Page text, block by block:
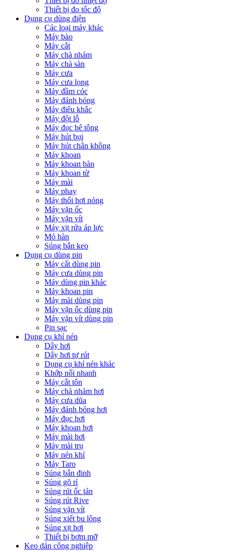
Thiết bị đo tốc độ
Dụng cụ dùng điện
Các loại máy khác
Máy bào
Máy cắt
Máy chà nhám
Máy chà sàn
Máy cưa
Máy cưa lọng
Máy đầm cóc
Máy đánh bóng
Máy điêu khắc
Máy đột lỗ
Máy đục bê tông
Máy hút bụi
Máy hút chân không
Máy khoan
Máy khoan bàn
Máy khoan từ
Máy mài
Máy phay
Máy thổi hơi nóng
Máy vặn ốc
Máy vặn vít
Máy xịt rửa áp lực
Mỏ hàn
Súng bắn keo
Dụng cụ dùng pin
Máy cắt dùng pin
Máy cưa dùng pin
Máy dùng pin khác
Máy khoan pin
Máy mài dùng pin
Máy vặn ốc dùng pin
Máy vặn vít dùng pin
Pin sạc
Dụng cụ khí nén
Dây hơi
Dây hơi tự rút
Dụng cụ khí nén khác
Khớp nối nhanh
Máy cắt tôn
Máy chà nhám hơi
Máy cưa dũa
Máy đánh bóng hơi
Máy đục hơi
Máy khoan hơi
Máy mài hơi
Máy mài trụ
Máy nén khí
Máy Taro
Súng bắn đinh
Súng gõ rỉ
Súng rút ốc tán
Súng rút Rive
Súng vặn vít
Súng xiết bu lông
Súng xịt hơi
Thiết bị bơm mỡ
Keo dán công nghiệp